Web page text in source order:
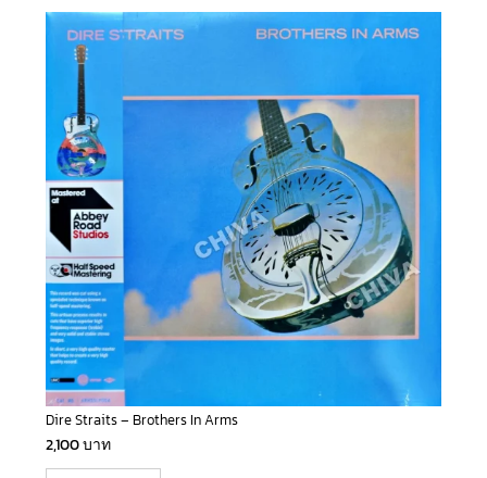
Dire Straits – Brothers In Arms
2,100บาท